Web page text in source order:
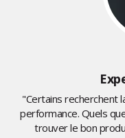
"Certains recherchent
performance. Quels
trouver le bon